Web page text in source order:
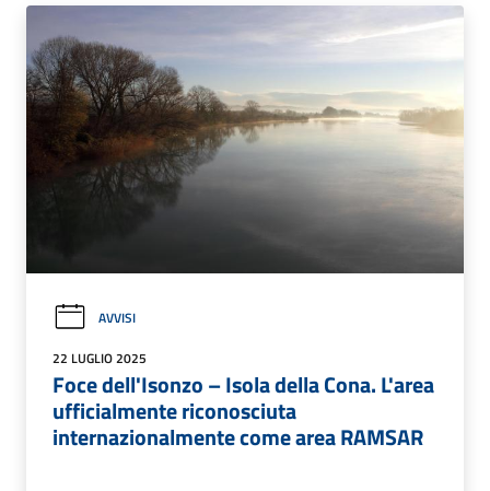
AVVISI
22 LUGLIO 2025
Foce dell'Isonzo – Isola della Cona. L'area
ufficialmente riconosciuta
internazionalmente come area RAMSAR